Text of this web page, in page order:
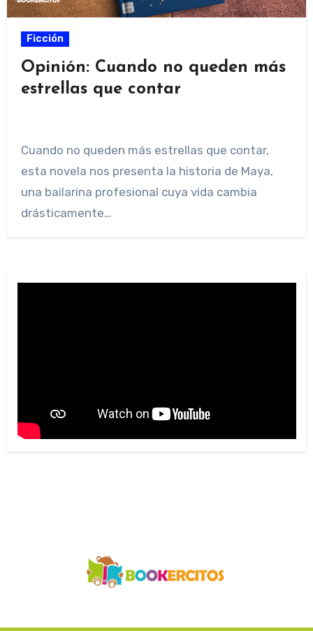
Ficción
Opinión: Cuando no queden más
estrellas que contar
Cuando no queden más estrellas que contar,
esta novela nos presenta la historia de Maya,
una bailarina profesional cuya vida cambia
drásticamente…